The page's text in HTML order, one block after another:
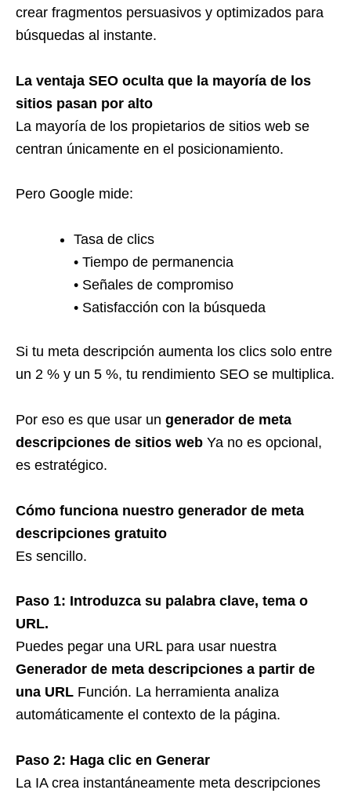
crear fragmentos persuasivos y optimizados para
búsquedas al instante.
La ventaja SEO oculta que la mayoría de los
sitios pasan por alto
La mayoría de los propietarios de sitios web se
centran únicamente en el posicionamiento.
Pero Google mide:
Tasa de clics
• Tiempo de permanencia
• Señales de compromiso
• Satisfacción con la búsqueda
Si tu meta descripción aumenta los clics solo entre
un 2 % y un 5 %, tu rendimiento SEO se multiplica.
Por eso es que usar un generador de meta
descripciones de sitios web Ya no es opcional,
es estratégico.
Cómo funciona nuestro generador de meta
descripciones gratuito
Es sencillo.
Paso 1: Introduzca su palabra clave, tema o
URL.
Puedes pegar una URL para usar nuestra
Generador de meta descripciones a partir de
una URL Función. La herramienta analiza
automáticamente el contexto de la página.
Paso 2: Haga clic en Generar
La IA crea instantáneamente meta descripciones